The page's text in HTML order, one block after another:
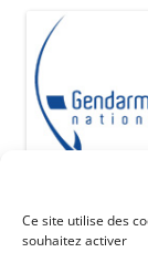
Ce site utilise des
souhaitez activer